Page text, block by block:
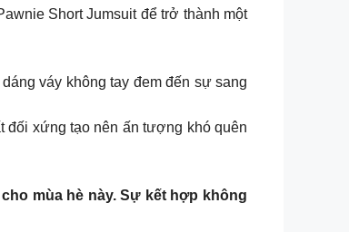
Short Jumsuit để trở thành một
váy không tay đem đến sự sang
xứng tạo nên ấn tượng khó quên
mùa hè này. Sự kết hợp không